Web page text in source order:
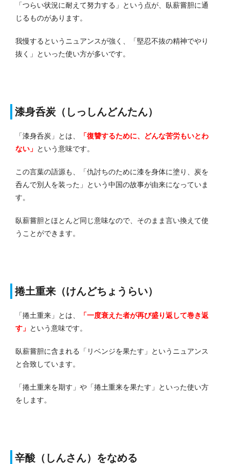
「つらい状況に耐えて努力する」という点が、臥薪嘗胆に通
じるものがあります。
我慢するというニュアンスが強く、「堅忍不抜の精神でやり
抜く」といった使い方が多いです。
漆身呑炭（しっしんどんたん）
「漆身呑炭」とは、
「復讐するために、どんな苦労もいとわ
ない」 という意味です。
この言葉の語源も、「仇討ちのために漆を身体に塗り、炭を
呑んで別人を装った」という中国の故事が由来になっていま
す。
臥薪嘗胆とほとんど同じ意味なので、そのまま言い換えて使
うことができます。
捲土重来（けんどちょうらい）
「捲土重来」とは、
「一度衰えた者が再び盛り返して巻き返
す」 という意味です。
臥薪嘗胆に含まれる「リベンジを果たす」というニュアンス
と合致しています。
「捲土重来を期す」や「捲土重来を果たす」といった使い方
をします。
辛酸（しんさん）をなめる